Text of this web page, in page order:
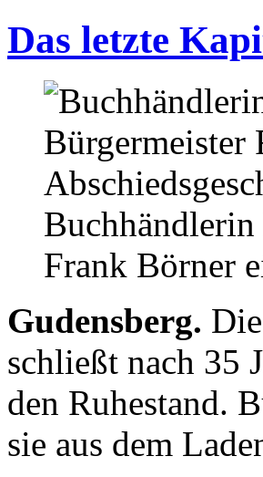
Das letzte
Frank Börner
Gudensberg.
schließt nach 35
den Ruhestand.
sie aus dem